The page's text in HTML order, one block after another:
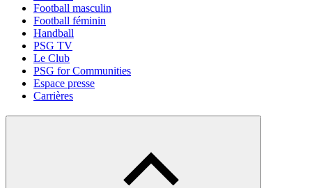
Football masculin
Football féminin
Handball
PSG TV
Le Club
PSG for Communities
Espace presse
Carrières